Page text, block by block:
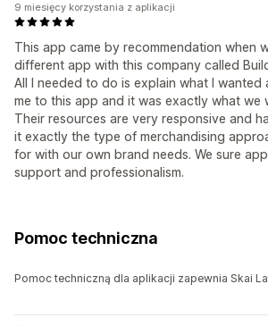
This app came by recommendation when
different app with this company called
All I needed to do is explain what I wanted
me to this app and it was exactly what we
Their resources are very responsive and
it exactly the type of merchandising
for with our own brand needs. We sure
support and professionalism.
9 miesięcy korzystania z aplikacji
Pomoc techniczna
Pomoc techniczną dla aplikacji zapewnia Skai